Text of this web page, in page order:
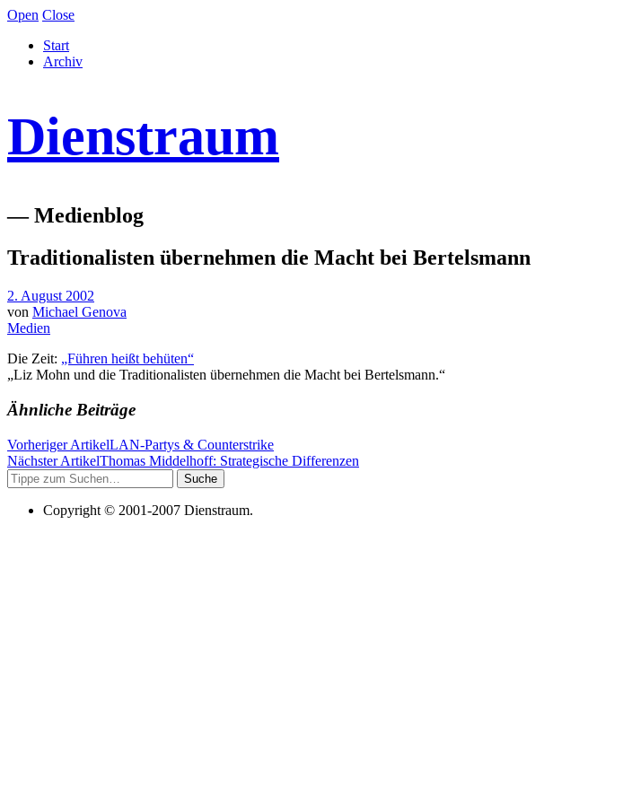
Open Close
Start
Archiv
Dienstraum
— Medienblog
Traditionalisten übernehmen die Macht bei Bertelsmann
2. August 2002
von Michael Genova
Medien
Die Zeit: „Führen heißt behüten“
„Liz Mohn und die Traditionalisten übernehmen die Macht bei Bertelsmann.“
Ähnliche Beiträge
Vorheriger ArtikelLAN-Partys & Counterstrike
Nächster ArtikelThomas Middelhoff: Strategische Differenzen
Suche
Copyright © 2001-2007 Dienstraum.